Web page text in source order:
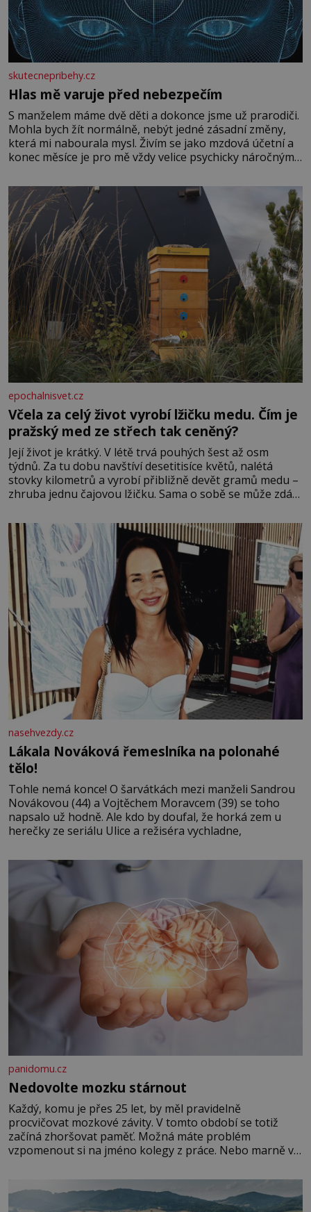
skutecnepribehy.cz
Hlas mě varuje před nebezpečím
S manželem máme dvě děti a dokonce jsme už prarodiči.
Mohla bych žít normálně, nebýt jedné zásadní změny,
která mi nabourala mysl. Živím se jako mzdová účetní a
konec měsíce je pro mě vždy velice psychicky náročným
dál častěji volá o pomoc, co se hlídání týče. Dalo by se
epochalnisvet.cz
Včela za celý život vyrobí lžičku medu. Čím je
pražský med ze střech tak ceněný?
Její život je krátký. V létě trvá pouhých šest až osm
týdnů. Za tu dobu navštíví desetitisíce květů, nalétá
stovky kilometrů a vyrobí přibližně devět gramů medu –
zhruba jednu čajovou lžičku. Sama o sobě se může zdát
tisíc příslušnic svého včelstva, vznikne jeden z
nejdokonalejších organismů
nasehvezdy.cz
Lákala Nováková řemeslníka na polonahé
tělo!
Tohle nemá konce! O šarvátkách mezi manželi Sandrou
Novákovou (44) a Vojtěchem Moravcem (39) se toho
napsalo už hodně. Ale kdo by doufal, že horká zem u
herečky ze seriálu Ulice a režiséra vychladne,
panidomu.cz
Nedovolte mozku stárnout
Každý, komu je přes 25 let, by měl pravidelně
procvičovat mozkové závity. V tomto období se totiž
začíná zhoršovat paměť. Možná máte problém
vzpomenout si na jméno kolegy z práce. Nebo marně v
Je to opravdu tak, s věkem jako kdyby se paměť
rozhodla stávkovat. Cvičte